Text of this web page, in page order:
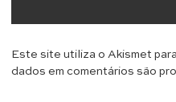
Este site utiliza o Akismet
dados em comentários são